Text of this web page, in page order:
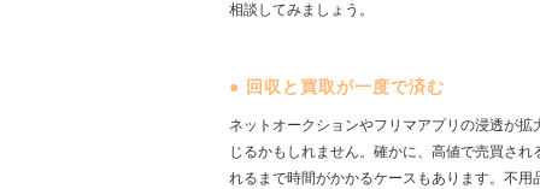
相談してみましょう。
● 回収と買取が一度で済む
ネットオークションやフリマアプリの浸透が
じるかもしれません。確かに、高値で売買さ
れるまで時間がかかるケースもあります。不